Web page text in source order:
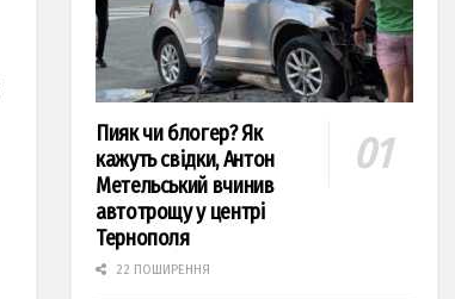
Пияк чи блогер? Як
кажуть свідки, Антон
Метельський вчинив
автотрощу у центрі
Тернополя
22 ПОШИРЕННЯ